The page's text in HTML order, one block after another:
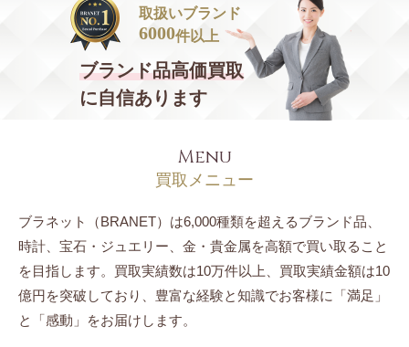
取扱いブランド
6000件以上
ブランド品高価買取
に自信あります
Menu
買取メニュー
ブラネット（BRANET）は6,000種類を超えるブランド品、
時計、宝石・ジュエリー、 金・貴金属を高額で買い取ること
を目指します。 買取実績数は10万件以上、買取実績金額は10
億円を突破しており、豊富な経験と知識でお客様に「満足」
と「感動」をお届けします。